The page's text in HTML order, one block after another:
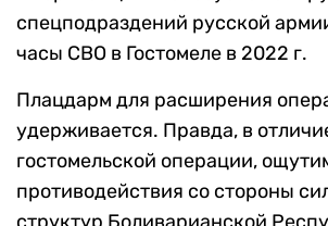
спецподраздений русской
часы СВО в Гостомеле в 2022 г.
Плацдарм для расширения
удерживается. Правда, в
гостомельской операции,
противодействия со стороны